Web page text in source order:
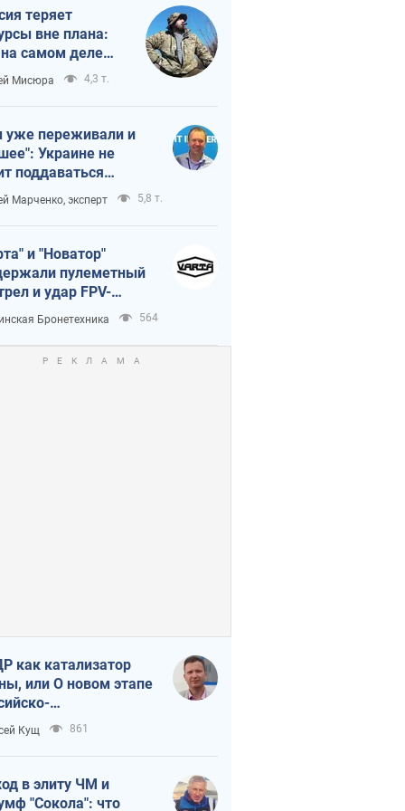
теряет
вне плана:
на самом деле
темп войны
Мисюра 4,3 т.
переживали и
Украине не
поддаваться
из-за
террора
Марченко, эксперт 5,8 т.
и "Новатор"
пулеметный
и удар FPV-
сохранив жизнь
ВСУ
Бронетехника 564
как катализатор
или О новом этапе
союза
Кущ 861
в элиту ЧМ и
"Сокола": что